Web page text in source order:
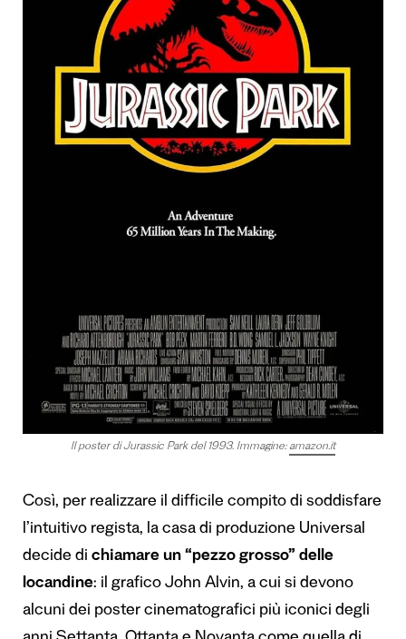
Il poster di Jurassic Park del 1993. Immagine: amazon.it
Così, per realizzare il difficile compito di soddisfare
l’intuitivo regista, la casa di produzione Universal
decide di chiamare un “pezzo grosso” delle
locandine: il grafico John Alvin, a cui si devono
alcuni dei poster cinematografici più iconici degli